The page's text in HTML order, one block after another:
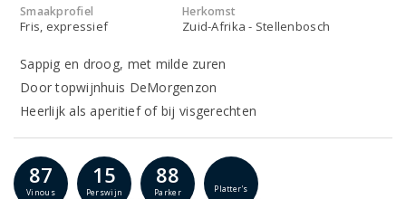
Smaakprofiel
Fris, expressief
Herkomst
Zuid-Afrika - Stellenbosch
Sappig en droog, met milde zuren
Door topwijnhuis DeMorgenzon
Heerlijk als aperitief of bij visgerechten
87
Vinous
15
Perswijn
88
Parker Platter's